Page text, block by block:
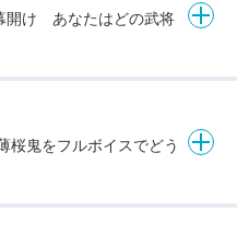
開け あなたはどの武将
桜鬼をフルボイスでどう